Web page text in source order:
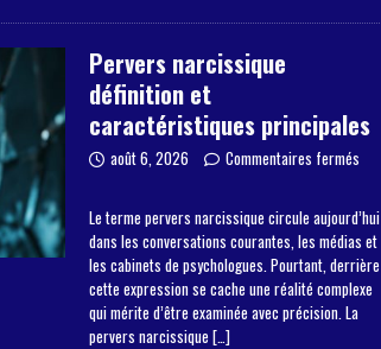
Pervers narcissique
définition et
caractéristiques principales
août 6, 2026 Commentaires fermés
Le terme pervers narcissique circule aujourd’hui
dans les conversations courantes, les médias et
les cabinets de psychologues. Pourtant, derrière
cette expression se cache une réalité complexe
qui mérite d’être examinée avec précision. La
pervers narcissique […]